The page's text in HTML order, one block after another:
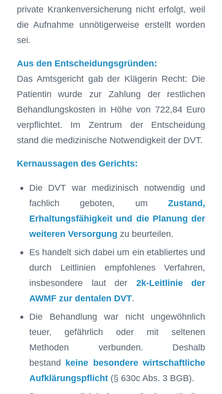
private Krankenversicherung nicht erfolgt, weil
die Aufnahme unnötigerweise erstellt worden
sei.
Aus den Entscheidungsgründen:
Das Amtsgericht gab der Klägerin Recht: Die
Patientin wurde zur Zahlung der restlichen
Behandlungskosten in Höhe von 722,84 Euro
verpflichtet. Im Zentrum der Entscheidung
stand die medizinische Notwendigkeit der DVT.
Kernaussagen des Gerichts:
Die DVT war medizinisch notwendig und
fachlich geboten, umZustand,
Erhaltungsfähigkeit und die Planung der
weiteren Versorgung zu beurteilen.
Es handelt sich dabei um ein etabliertes und
durch Leitlinien empfohlenes Verfahren,
insbesondere laut der 2k-Leitlinie der
AWMF zur dentalen DVT.
Die Behandlung war nicht ungewöhnlich
teuer, gefährlich oder mit seltenen
Methoden verbunden. Deshalb
bestand keine besondere wirtschaftliche
Aufklärungspflicht(§ 630c Abs. 3 BGB).